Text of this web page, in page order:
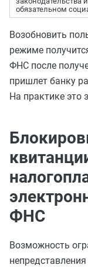
обязательном
Возобновить
режиме
ФНС после
пришлет банку
На практике это
ФНС
Возможность